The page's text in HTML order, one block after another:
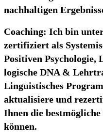
nachhaltigen
Coaching: Ich bin
zertifiziert als
Positiven Psychologie,
logische DNA &
Linguistisches
aktualisiere und
Ihnen die
können.